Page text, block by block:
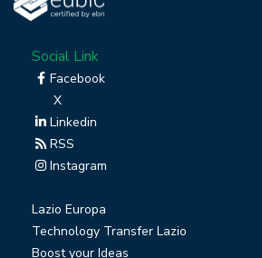
Social Link
Facebook
X
Linkedin
RSS
Instagram
Lazio Europa
Technology Transfer Lazio
Boost your Ideas